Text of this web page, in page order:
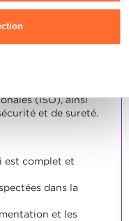
réaliser sa tâche
du travail • en
(ISO), ainsi
et de sureté.
est complet et
dans la
et les